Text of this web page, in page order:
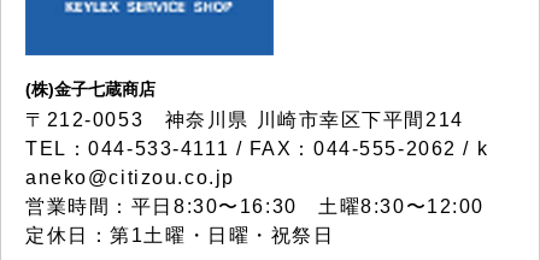
(株)金子七蔵商店
〒212-0053 神奈川県 川崎市幸区下平間214
TEL：044-533-4111 / FAX：044-555-2062 / k
aneko@citizou.co.jp
営業時間：平日8:30〜16:30 土曜8:30〜12:00
定休日：第1土曜・日曜・祝祭日